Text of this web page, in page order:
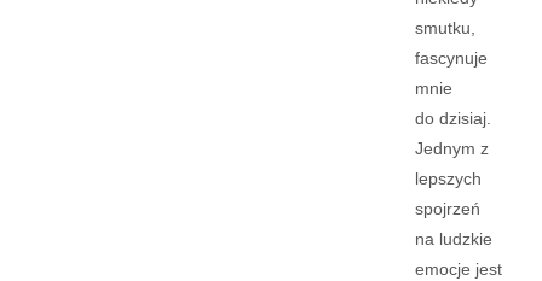
smutku,
fascynuje
mnie
do dzisiaj.
Jednym z
lepszych
spojrzeń
na ludzkie
emocje jest